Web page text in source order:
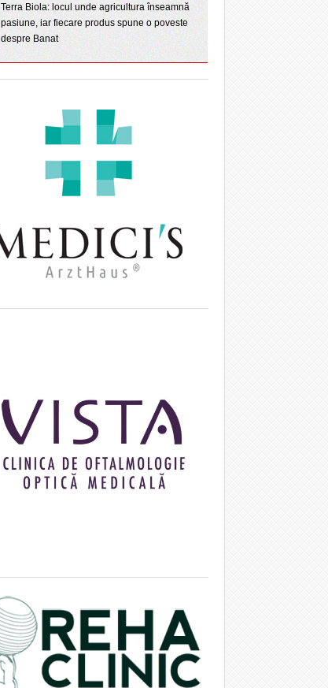
Terra Biola: locul unde agricultura înseamnă
pasiune, iar fiecare produs spune o poveste
despre Banat